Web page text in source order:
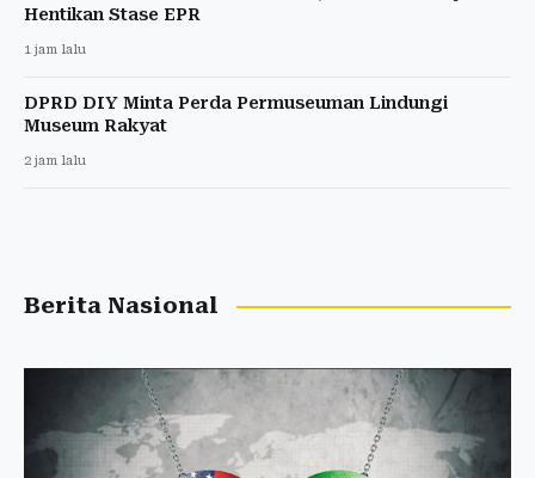
Hentikan Stase EPR
1 jam lalu
DPRD DIY Minta Perda Permuseuman Lindungi
Museum Rakyat
2 jam lalu
Berita Nasional